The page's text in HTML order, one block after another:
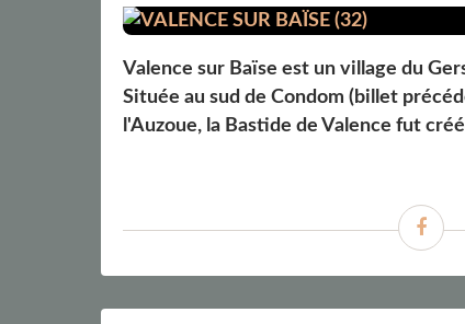
Valence sur Baïse est un village du
Située au sud de Condom (billet
l'Auzoue, la Bastide de Valence fut